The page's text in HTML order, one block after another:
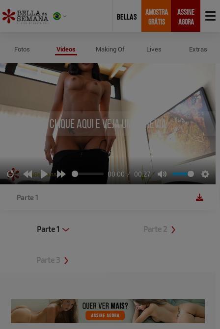
BELLAS
AMOSTRA
GRÁTIS
ASSINE
AGORA
Fotos Videos Making Of Lives Extras
Clique aqui e veja uma prévia
RestartRewind
10s
Play Forward
00:00 00:27
Mute
Parte 1 Parte 2
Parte 3